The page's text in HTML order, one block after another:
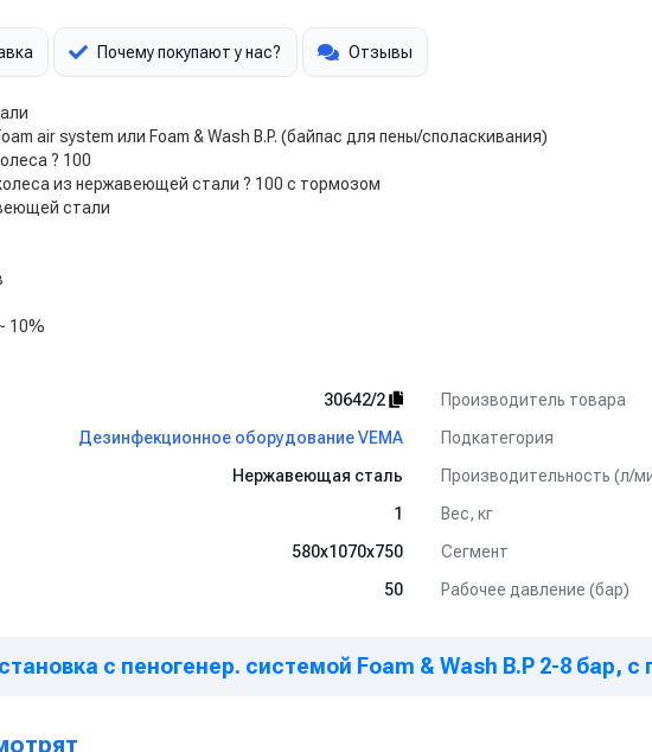
Почему покупают у нас? Отзывы
air system или Foam & Wash B.P. (байпас для пены/споласкивания)
? 100
из нержавеющей стали ? 100 с тормозом
стали
10%
30642/2 Производитель товара
Дезинфекционное оборудование VEMA Подкатегория
Нержавеющая сталь Производительность (л/
1 Вес, кг
580x1070x750 Сегмент
50 Рабочее давление (бар)
с пеногенер. системой Foam & Wash B.P 2-8 бар,